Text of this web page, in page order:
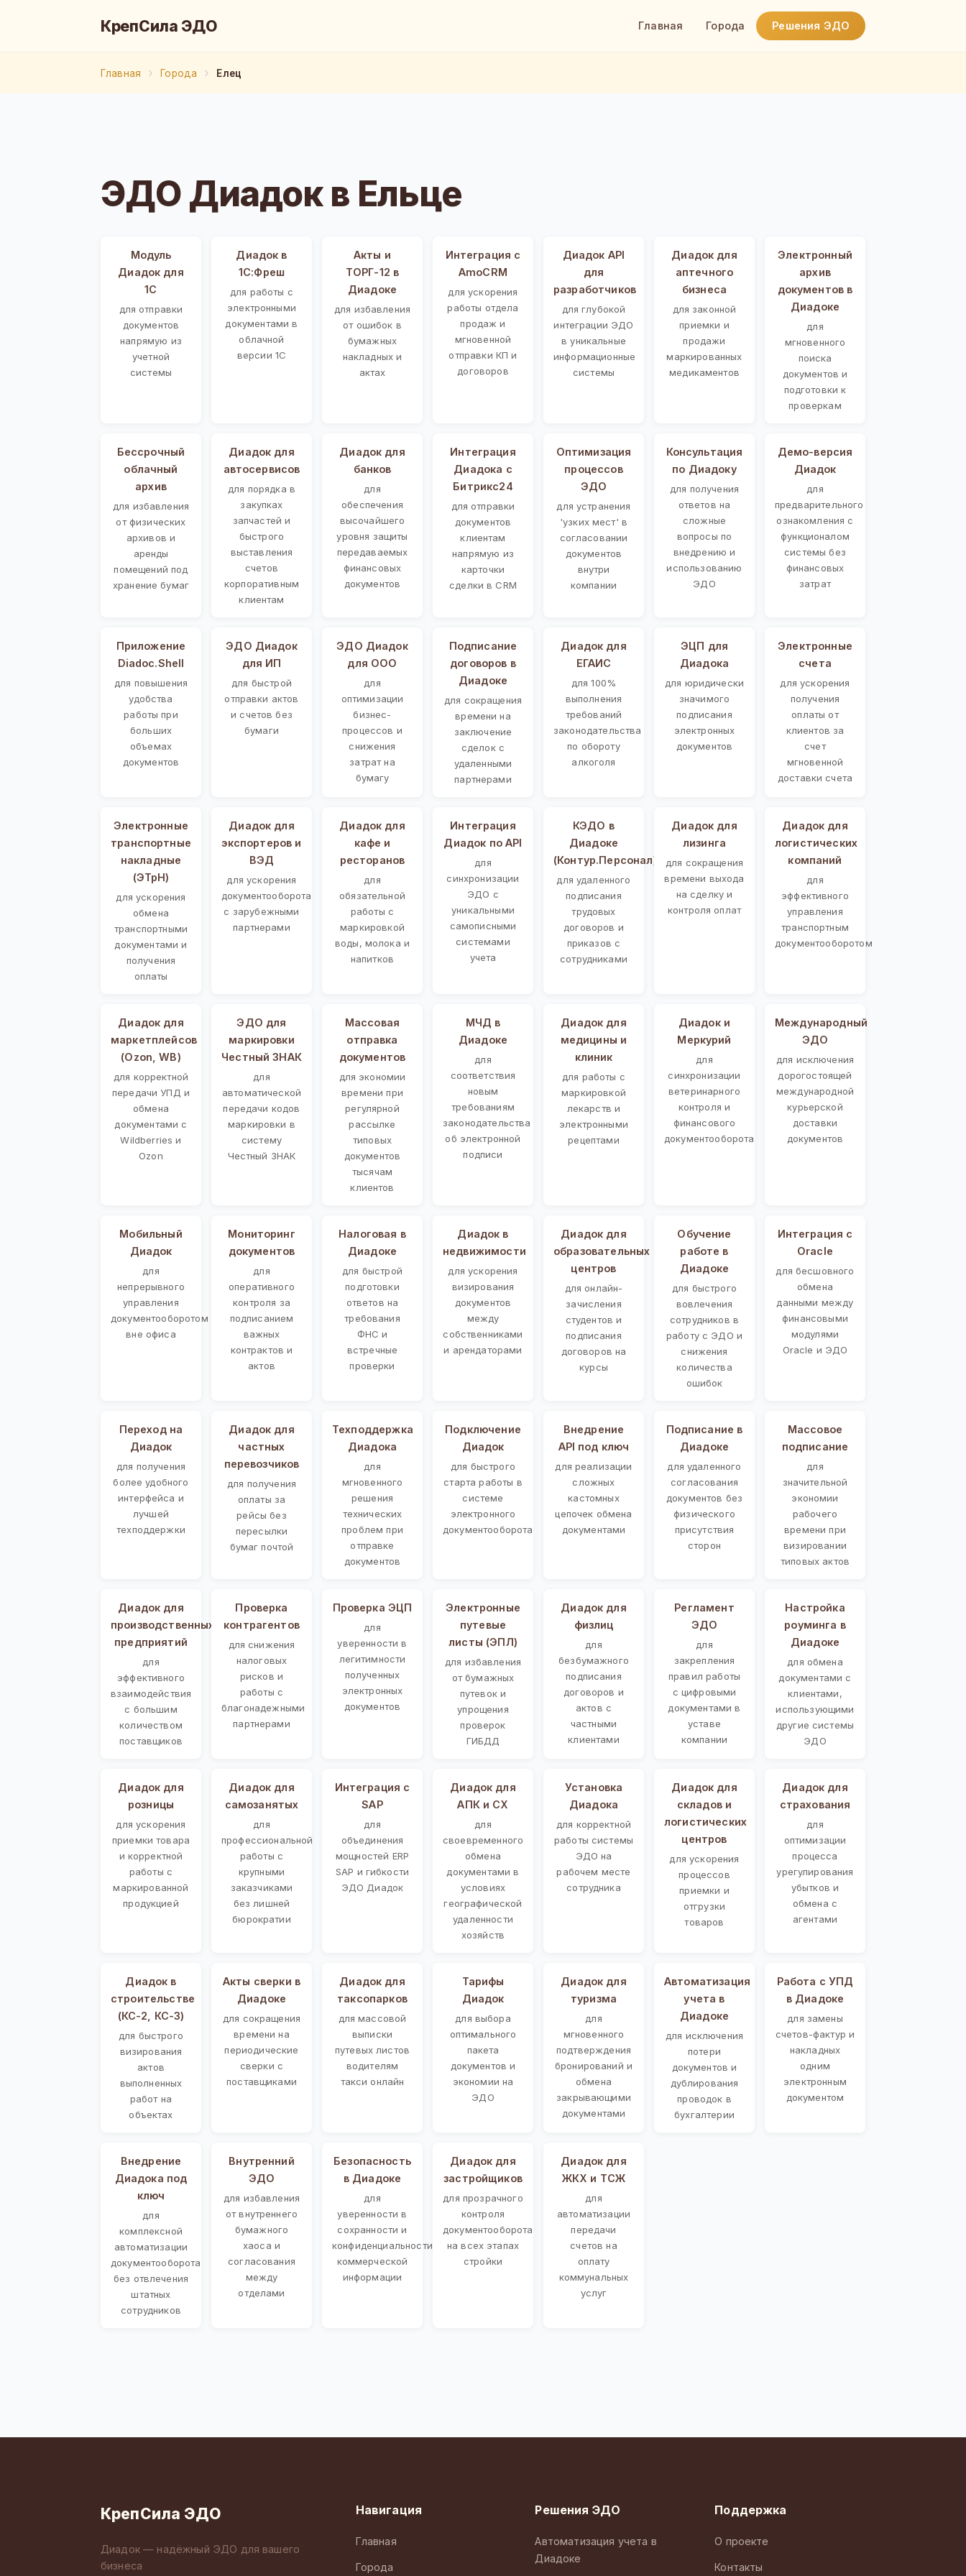
КрепСила ЭДО Главная Города Решения ЭДО
Главная Города Елец
ЭДО Диадок в Ельце
Модуль
Диадок для
1С
для отправки
документов
напрямую из
учетной
системы
Диадок в
1С:Фреш
для работы с
электронными
документами в
облачной
версии 1С
Акты и
ТОРГ-12 в
Диадоке
для избавления
от ошибок в
бумажных
накладных и
актах
Интеграция с
AmoCRM
для ускорения
работы отдела
продаж и
мгновенной
отправки КП и
договоров
Диадок API
для
разработчиков
для глубокой
интеграции ЭДО
в уникальные
информационные
системы
Диадок для
аптечного
бизнеса
для законной
приемки и
продажи
маркированных
медикаментов
Электронный
архив
документов в
Диадоке
для
мгновенного
поиска
документов и
подготовки к
проверкам
Бессрочный
облачный
архив
для избавления
от физических
архивов и
аренды
помещений под
хранение бумаг
Диадок для
автосервисов
для порядка в
закупках
запчастей и
быстрого
выставления
счетов
корпоративным
клиентам
Диадок для
банков
для
обеспечения
высочайшего
уровня защиты
передаваемых
финансовых
документов
Интеграция
Диадока с
Битрикс24
для отправки
документов
клиентам
напрямую из
карточки
сделки в CRM
Оптимизация
процессов
ЭДО
для устранения
'узких мест' в
согласовании
документов
внутри
компании
Консультация
по Диадоку
для получения
ответов на
сложные
вопросы по
внедрению и
использованию
ЭДО
Демо-версия
Диадок
для
предварительного
ознакомления с
функционалом
системы без
финансовых
затрат
Приложение
Diadoc.Shell
для повышения
удобства
работы при
больших
объемах
документов
ЭДО Диадок
для ИП
для быстрой
отправки актов
и счетов без
бумаги
ЭДО Диадок
для ООО
для
оптимизации
бизнес-
процессов и
снижения
затрат на
бумагу
Подписание
договоров в
Диадоке
для сокращения
времени на
заключение
сделок с
удаленными
партнерами
Диадок для
ЕГАИС
для 100%
выполнения
требований
законодательства
по обороту
алкоголя
ЭЦП для
Диадока
для юридически
значимого
подписания
электронных
документов
Электронные
счета
для ускорения
получения
оплаты от
клиентов за
счет
мгновенной
доставки счета
Электронные
транспортные
накладные
(ЭТрН)
для ускорения
обмена
транспортными
документами и
получения
оплаты
Диадок для
экспортеров и
ВЭД
для ускорения
документооборота
с зарубежными
партнерами
Диадок для
кафе и
ресторанов
для
обязательной
работы с
маркировкой
воды, молока и
напитков
Интеграция
Диадок по API
для
синхронизации
ЭДО с
уникальными
самописными
системами
учета
КЭДО в
Диадоке
(Контур.Персонал)
для удаленного
подписания
трудовых
договоров и
приказов с
сотрудниками
Диадок для
лизинга
для сокращения
времени выхода
на сделку и
контроля оплат
Диадок для
логистических
компаний
для
эффективного
управления
транспортным
документооборотом
Диадок для
маркетплейсов
(Ozon, WB)
для корректной
передачи УПД и
обмена
документами с
Wildberries и
Ozon
ЭДО для
маркировки
Честный ЗНАК
для
автоматической
передачи кодов
маркировки в
систему
Честный ЗНАК
Массовая
отправка
документов
для экономии
времени при
регулярной
рассылке
типовых
документов
тысячам
клиентов
МЧД в
Диадоке
для
соответствия
новым
требованиям
законодательства
об электронной
подписи
Диадок для
медицины и
клиник
для работы с
маркировкой
лекарств и
электронными
рецептами
Диадок и
Меркурий
для
синхронизации
ветеринарного
контроля и
финансового
документооборота
Международный
ЭДО
для исключения
дорогостоящей
международной
курьерской
доставки
документов
Мобильный
Диадок
для
непрерывного
управления
документооборотом
вне офиса
Мониторинг
документов
для
оперативного
контроля за
подписанием
важных
контрактов и
актов
Налоговая в
Диадоке
для быстрой
подготовки
ответов на
требования
ФНС и
встречные
проверки
Диадок в
недвижимости
для ускорения
визирования
документов
между
собственниками
и арендаторами
Диадок для
образовательных
центров
для онлайн-
зачисления
студентов и
подписания
договоров на
курсы
Обучение
работе в
Диадоке
для быстрого
вовлечения
сотрудников в
работу с ЭДО и
снижения
количества
ошибок
Интеграция с
Oracle
для бесшовного
обмена
данными между
финансовыми
модулями
Oracle и ЭДО
Переход на
Диадок
для получения
более удобного
интерфейса и
лучшей
техподдержки
Диадок для
частных
перевозчиков
для получения
оплаты за
рейсы без
пересылки
бумаг почтой
Техподдержка
Диадока
для
мгновенного
решения
технических
проблем при
отправке
документов
Подключение
Диадок
для быстрого
старта работы в
системе
электронного
документооборота
Внедрение
API под ключ
для реализации
сложных
кастомных
цепочек обмена
документами
Подписание в
Диадоке
для удаленного
согласования
документов без
физического
присутствия
сторон
Массовое
подписание
для
значительной
экономии
рабочего
времени при
визировании
типовых актов
Диадок для
производственных
предприятий
для
эффективного
взаимодействия
с большим
количеством
поставщиков
Проверка
контрагентов
для снижения
налоговых
рисков и
работы с
благонадежными
партнерами
Проверка ЭЦП
для
уверенности в
легитимности
полученных
электронных
документов
Электронные
путевые
листы (ЭПЛ)
для избавления
от бумажных
путевок и
упрощения
проверок
ГИБДД
Диадок для
физлиц
для
безбумажного
подписания
договоров и
актов с
частными
клиентами
Регламент
ЭДО
для
закрепления
правил работы
с цифровыми
документами в
уставе
компании
Настройка
роуминга в
Диадоке
для обмена
документами с
клиентами,
использующими
другие системы
ЭДО
Диадок для
розницы
для ускорения
приемки товара
и корректной
работы с
маркированной
продукцией
Диадок для
самозанятых
для
профессиональной
работы с
крупными
заказчиками
без лишней
бюрократии
Интеграция с
SAP
для
объединения
мощностей ERP
SAP и гибкости
ЭДО Диадок
Диадок для
АПК и СХ
для
своевременного
обмена
документами в
условиях
географической
удаленности
хозяйств
Установка
Диадока
для корректной
работы системы
ЭДО на
рабочем месте
сотрудника
Диадок для
складов и
логистических
центров
для ускорения
процессов
приемки и
отгрузки
товаров
Диадок для
страхования
для
оптимизации
процесса
урегулирования
убытков и
обмена с
агентами
Диадок в
строительстве
(КС-2, КС-3)
для быстрого
визирования
актов
выполненных
работ на
объектах
Акты сверки в
Диадоке
для сокращения
времени на
периодические
сверки с
поставщиками
Диадок для
таксопарков
для массовой
выписки
путевых листов
водителям
такси онлайн
Тарифы
Диадок
для выбора
оптимального
пакета
документов и
экономии на
ЭДО
Диадок для
туризма
для
мгновенного
подтверждения
бронирований и
обмена
закрывающими
документами
Автоматизация
учета в
Диадоке
для исключения
потери
документов и
дублирования
проводок в
бухгалтерии
Работа с УПД
в Диадоке
для замены
счетов-фактур и
накладных
одним
электронным
документом
Внедрение
Диадока под
ключ
для
комплексной
автоматизации
документооборота
без отвлечения
штатных
сотрудников
Внутренний
ЭДО
для избавления
от внутреннего
бумажного
хаоса и
согласования
между
отделами
Безопасность
в Диадоке
для
уверенности в
сохранности и
конфиденциальности
коммерческой
информации
Диадок для
застройщиков
для прозрачного
контроля
документооборота
на всех этапах
стройки
Диадок для
ЖКХ и ТСЖ
для
автоматизации
передачи
счетов на
оплату
коммунальных
услуг
КрепСила ЭДО
Диадок — надёжный ЭДО для вашего
бизнеса
Навигация
Главная
Города
Решения ЭДО
Автоматизация учета в
Диадоке
Поддержка
О проекте
Контакты